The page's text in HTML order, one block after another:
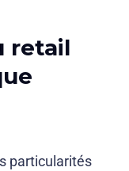
retail
particularités